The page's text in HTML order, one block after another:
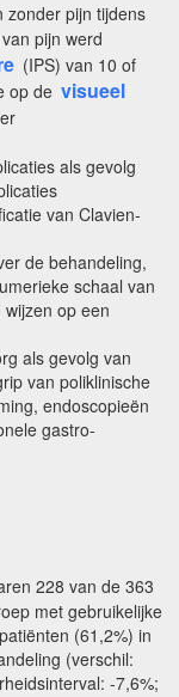
zonder pijn tijdens
pijn werd
(IPS) van 10 of
op de visueel
als gevolg
van Clavien-
de behandeling,
schaal van
op een
als gevolg van
van poliklinische
endoscopieën
gastro-
228 van de 363
met gebruikelijke
(61,2%) in
(verschil:
-7,6%;